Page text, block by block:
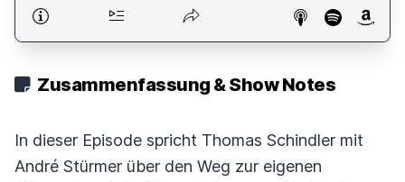
Zusammenfassung & Show Notes
In dieser Episode spricht Thomas Schindler mit
André Stürmer über den Weg zur eigenen